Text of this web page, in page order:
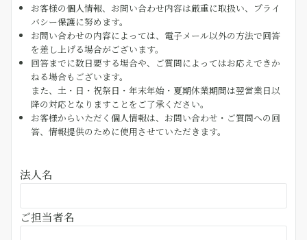
お客様の個人情報、お問い合わせ内容は厳重に取扱い、プライ
バシー保護に努めます。
お問い合わせの内容によっては、電子メール以外の方法で回答
を差し上げる場合がございます。
回答までに数日要する場合や、ご質問によってはお応えできか
ねる場合もございます。
また、土・日・祝祭日・年末年始・夏期休業期間は翌営業日以
降の対応となりますことをご了承ください。
お客様からいただく個人情報は、お問い合わせ・ご質問への回
答、情報提供のために使用させていただきます。
法人名
ご担当者名